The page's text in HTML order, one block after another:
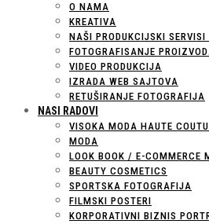
O NAMA
KREATIVA
NAŠI PRODUKCIJSKI
FOTOGRAFISANJE
VIDEO PRODUKCIJA
IZRADA WEB SAJTOVA
RETUŠIRANJE FOTOGRAFIJA
NASI RADOVI
VISOKA MODA HAUTE
MODA
LOOK BOOK / E-COMMERCE
BEAUTY COSMETICS
SPORTSKA FOTOGRAFIJA
FILMSKI POSTERI
KORPORATIVNI BIZNIS